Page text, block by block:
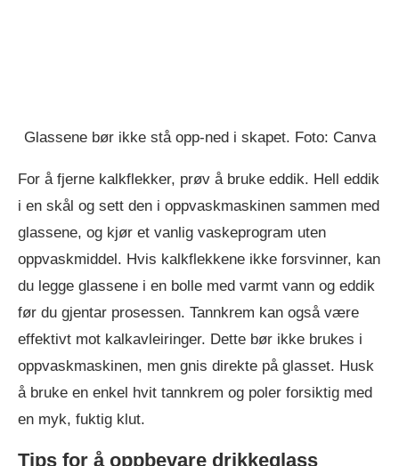
Glassene bør ikke stå opp-ned i skapet. Foto: Canva
For å fjerne kalkflekker, prøv å bruke eddik. Hell eddik
i en skål og sett den i oppvaskmaskinen sammen med
glassene, og kjør et vanlig vaskeprogram uten
oppvaskmiddel. Hvis kalkflekkene ikke forsvinner, kan
du legge glassene i en bolle med varmt vann og eddik
før du gjentar prosessen. Tannkrem kan også være
effektivt mot kalkavleiringer. Dette bør ikke brukes i
oppvaskmaskinen, men gnis direkte på glasset. Husk
å bruke en enkel hvit tannkrem og poler forsiktig med
en myk, fuktig klut.
Tips for å oppbevare drikkeglass